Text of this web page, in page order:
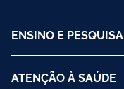
ENSINO E PESQUISA
ATENÇÃO À SAÚDE